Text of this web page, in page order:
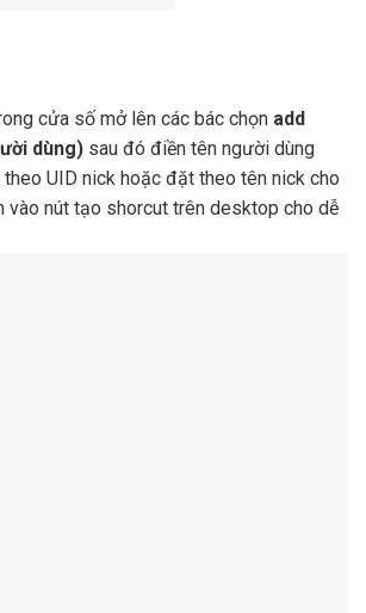
cửa số mở lên các bác chọn add
dùng) sau đó điền tên người dùng
UID nick hoặc đặt theo tên nick cho
vào nút tạo shorcut trên desktop cho dễ